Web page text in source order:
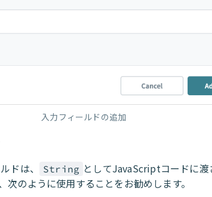
入力フィールドの追加
ドは、 String としてJavaScriptコードに渡
次のように使用することをお勧めします。